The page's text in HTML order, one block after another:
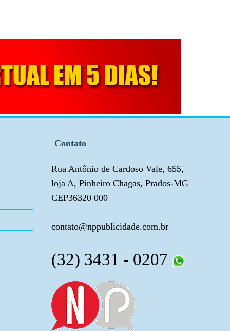
Contato
Rua Antônio de Cardoso Vale, 655,
loja A, Pinheiro Chagas, Prados-MG
CEP36320 000
contato@nppublicidade.com.br
(32) 3431 - 0207